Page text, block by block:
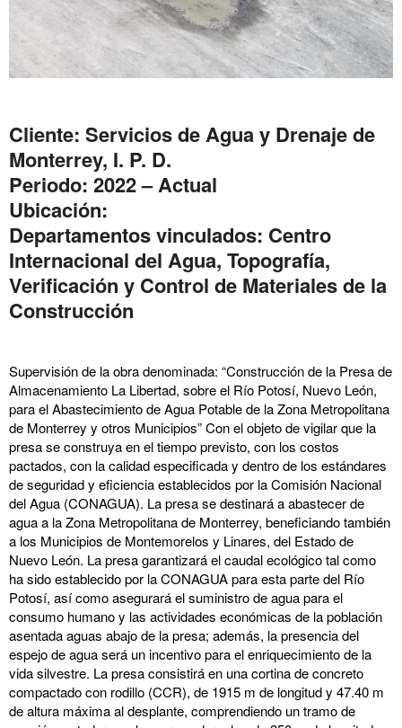
Cliente: Servicios de Agua y Drenaje de
Monterrey, I. P. D.
Periodo: 2022 – Actual
Ubicación:
Departamentos vinculados: Centro
Internacional del Agua, Topografía,
Verificación y Control de Materiales de la
Construcción
Supervisión de la obra denominada: “Construcción de la Presa de
Almacenamiento La Libertad, sobre el Río Potosí, Nuevo León,
para el Abastecimiento de Agua Potable de la Zona Metropolitana
de Monterrey y otros Municipios” Con el objeto de vigilar que la
presa se construya en el tiempo previsto, con los costos
pactados, con la calidad especificada y dentro de los estándares
de seguridad y eficiencia establecidos por la Comisión Nacional
del Agua (CONAGUA). La presa se destinará a abastecer de
agua a la Zona Metropolitana de Monterrey, beneficiando también
a los Municipios de Montemorelos y Linares, del Estado de
Nuevo León. La presa garantizará el caudal ecológico tal como
ha sido establecido por la CONAGUA para esta parte del Río
Potosí, así como asegurará el suministro de agua para el
consumo humano y las actividades económicas de la población
asentada aguas abajo de la presa; además, la presencia del
espejo de agua será un incentivo para el enriquecimiento de la
vida silvestre. La presa consistirá en una cortina de concreto
compactado con rodillo (CCR), de 1915 m de longitud y 47.40 m
de altura máxima al desplante, comprendiendo un tramo de